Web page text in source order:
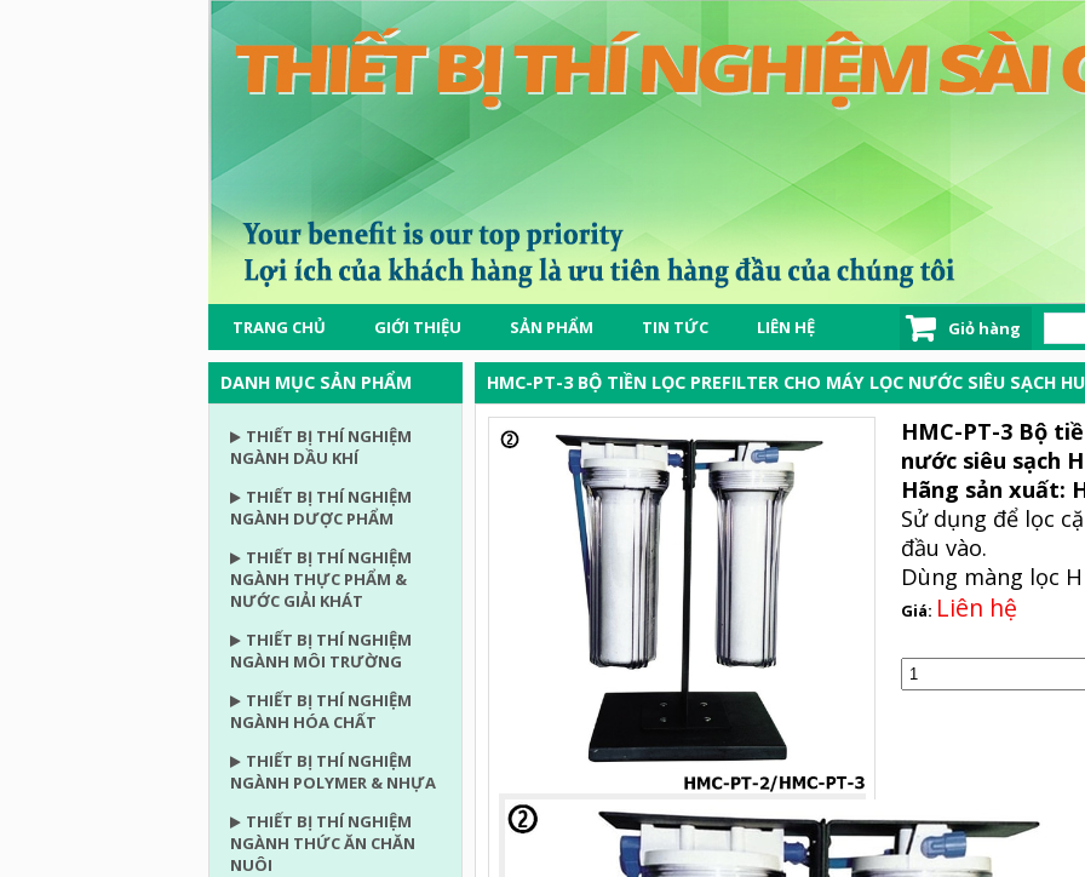
Giỏ hàng
TRANG CHỦ GIỚI THIỆU SẢN PHẨM TIN TỨC LIÊN HỆ
DANH MỤC SẢN PHẨM
THIẾT BỊ THÍ NGHIỆM
NGÀNH DẦU KHÍ
THIẾT BỊ THÍ NGHIỆM
NGÀNH DƯỢC PHẨM
THIẾT BỊ THÍ NGHIỆM
NGÀNH THỰC PHẨM &
NƯỚC GIẢI KHÁT
THIẾT BỊ THÍ NGHIỆM
NGÀNH MÔI TRƯỜNG
THIẾT BỊ THÍ NGHIỆM
NGÀNH HÓA CHẤT
THIẾT BỊ THÍ NGHIỆM
NGÀNH POLYMER & NHỰA
THIẾT BỊ THÍ NGHIỆM
NGÀNH THỨC ĂN CHĂN
NUÔI
HMC-PT-3 BỘ TIỀN LỌC PREFILTER CHO MÁY LỌC NƯỚC SIÊU SẠCH
HMC-PT-3 Bộ
nước siêu sạch
Hãng sản xuất:
Sử dụng để lọc
đầu vào.
Dùng màng lọc
Giá: Liên hệ